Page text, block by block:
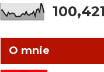
100,421
O mnie